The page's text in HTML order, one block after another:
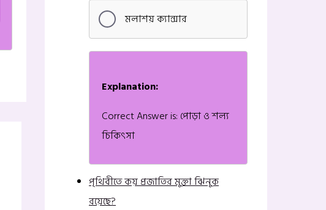
মলাশয় ক্যান্সার
Explanation:
Correct Answer is: পোড়া ও শল্য
চিকিৎসা
পৃথিবীতে কয় প্রজাতির মুক্তা ঝিনুক
রয়েছে?